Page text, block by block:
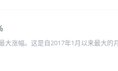
涨幅。这是自2017年1月以来最大